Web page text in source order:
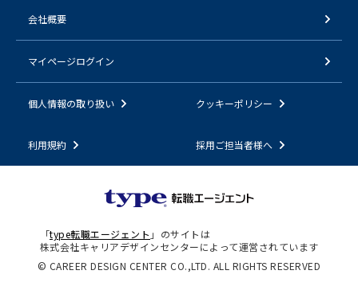
会社概要
マイページログイン
個人情報の取り扱い クッキーポリシー
利用規約 採用ご担当者様へ
「type転職エージェント 」のサイトは
株式会社キャリアデザインセンターによって運営されています
© CAREER DESIGN CENTER CO.,LTD. ALL RIGHTS RESERVED